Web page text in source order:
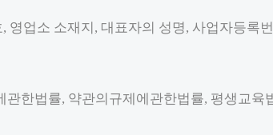
업소 소재지, 대표자의 성명, 사업자등록
한법률, 약관의규제에관한법률, 평생교